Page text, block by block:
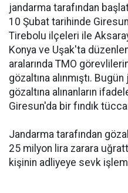
jandarma tarafından
10 Şubat tarihinde
Tirebolu ilçeleri ile
Konya ve Uşak'ta
aralarında TMO
gözaltına alınmıştı.
gözaltına alınanların
Giresun'da bir fındık
Jandarma tarafından
25 milyon lira zarara
kişinin adliyeye sevk